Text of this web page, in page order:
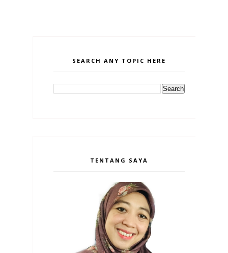
SEARCH ANY TOPIC HERE
TENTANG SAYA